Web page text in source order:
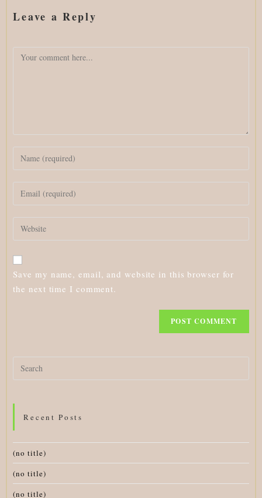
Leave a Reply
Comment
name
or
username
to
comment
email
address
to
comment
URL
(optional)
Save my name, email, and website in this browser for
the next time I comment.
Recent Posts
(no title)
(no title)
(no title)